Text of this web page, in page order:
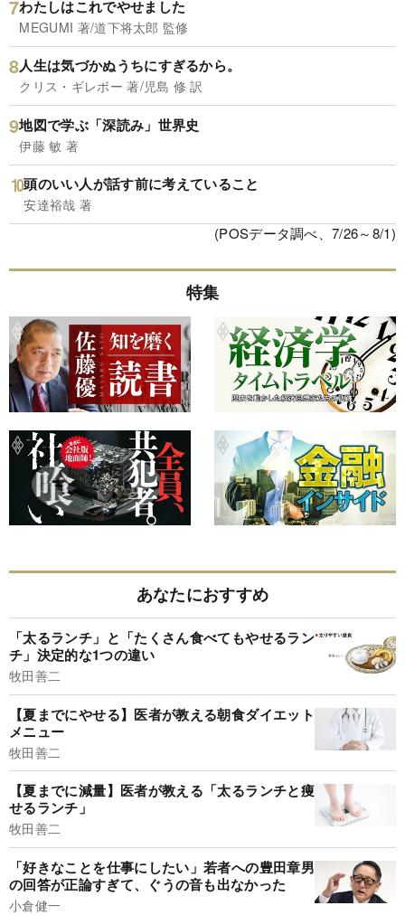
わたしはこれでやせました
MEGUMI 著/道下将太郎 監修
人生は気づかぬうちにすぎるから。
クリス・ギレボー 著/児島 修 訳
地図で学ぶ「深読み」世界史
伊藤 敏 著
頭のいい人が話す前に考えていること
安達裕哉 著
(POSデータ調べ、7/26～8/1)
特集
あなたにおすすめ
「太るランチ」と「たくさん食べてもやせるラン
チ」決定的な1つの違い
牧田善二
【夏までにやせる】医者が教える朝食ダイエット
メニュー
牧田善二
【夏までに減量】医者が教える「太るランチと痩
せるランチ」
牧田善二
「好きなことを仕事にしたい」若者への豊田章男
の回答が正論すぎて、ぐうの音も出なかった
小倉健一